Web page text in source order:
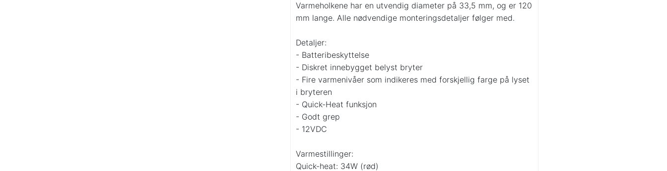
Varmeholkene har en utvendig diameter på 33,5 mm, og er 120
mm lange. Alle nødvendige monteringsdetaljer følger med.
Detaljer:
- Batteribeskyttelse
- Diskret innebygget belyst bryter
- Fire varmenivåer som indikeres med forskjellig farge på lyset
i bryteren
- Quick-Heat funksjon
- Godt grep
- 12VDC
Varmestillinger:
Quick-heat: 34W (rød)